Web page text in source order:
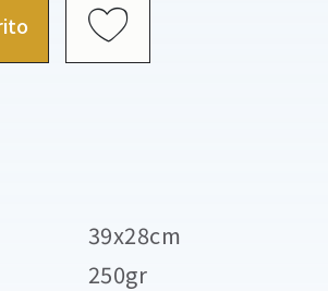
39x28cm
250gr